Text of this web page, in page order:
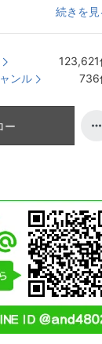
続きを見
123,621
ンル 736
ー